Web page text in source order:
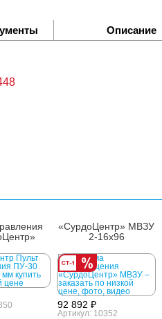
Описание
«СурдоЦентр» МВЗУ
2-16х96
92 892 ₽
Артикул: 10352